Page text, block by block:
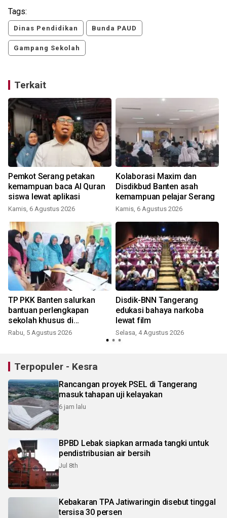
Tags:
Dinas Pendidikan Bunda PAUD
Gampang Sekolah
Terkait
Pemkot Serang petakan
kemampuan baca Al Quran
siswa lewat aplikasi
Kamis, 6 Agustus 2026
Kolaborasi Maxim dan
Disdikbud Banten asah
kemampuan pelajar Serang
Kamis, 6 Agustus 2026
TP PKK Banten salurkan
bantuan perlengkapan
sekolah khusus di
Tangerang
Rabu, 5 Agustus 2026
Disdik-BNN Tangerang
edukasi bahaya narkoba
lewat film
Selasa, 4 Agustus 2026
Terpopuler - Kesra
Rancangan proyek PSEL di Tangerang
masuk tahapan uji kelayakan
6 jam lalu
BPBD Lebak siapkan armada tangki untuk
pendistribusian air bersih
Jul 8th
Kebakaran TPA Jatiwaringin disebut tinggal
tersisa 30 persen